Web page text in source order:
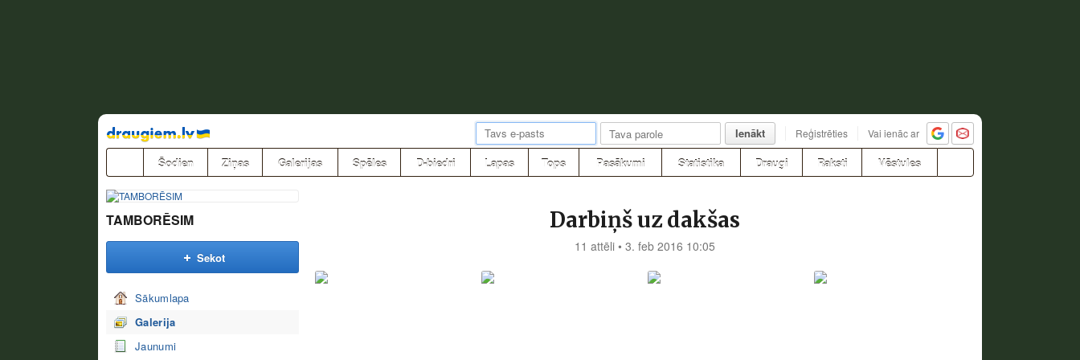
Pāriet
uz
saturu
Ienākt Reģistrēties Vai ienāc ar
Šodien Ziņas Galerijas Spēles D-biedri Lapas Tops Pasākumi Statistika Draugi Raksti Vēstules
TAMBORĒSIM
Sekot
Sākumlapa
Galerija
Jaunumi
Darbiņš uz dakšas
11 attēli • 3. feb 2016 10:05